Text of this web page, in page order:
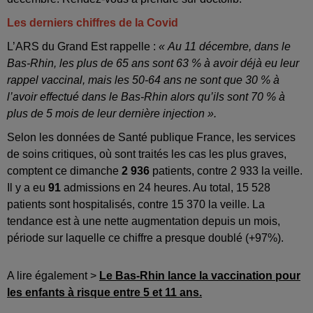
Les derniers chiffres de la Covid
L’ARS du Grand Est rappelle : « Au 11 décembre, dans le
Bas-Rhin, les plus de 65 ans sont 63 % à avoir déjà eu leur
rappel vaccinal, mais les 50-64 ans ne sont que 30 % à
l’avoir effectué dans le Bas-Rhin alors qu’ils sont 70 % à
plus de 5 mois de leur dernière injection ».
Selon les données de Santé publique France, les services
de soins critiques, où sont traités les cas les plus graves,
comptent ce dimanche 2 936 patients, contre 2 933 la veille.
Il y a eu 91 admissions en 24 heures. Au total, 15 528
patients sont hospitalisés, contre 15 370 la veille. La
tendance est à une nette augmentation depuis un mois,
période sur laquelle ce chiffre a presque doublé (+97%).
A lire également > Le Bas-Rhin lance la vaccination pour
les enfants à risque entre 5 et 11 ans.